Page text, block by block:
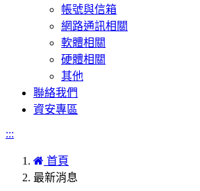
帳號與信箱
網路通訊相關
軟體相關
硬體相關
其他
聯絡我們
資安專區
:::
首頁
最新消息